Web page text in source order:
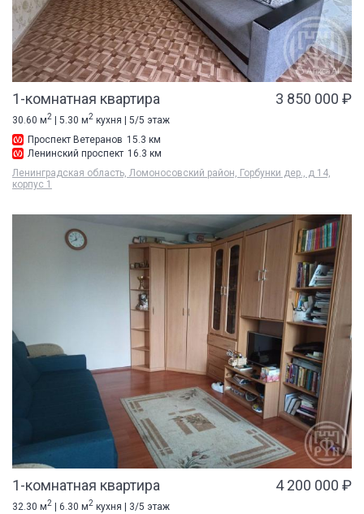
1-комнатная квартира 3 850 000 ₽
30.60 м2 | 5.30 м2 кухня | 5/5 этаж
Проспект Ветеранов 15.3 км
Ленинский проспект 16.3 км
Ленинградская область, Ломоносовский район, Горбунки дер., д 14,
корпус 1
1-комнатная квартира 4 200 000 ₽
32.30 м2 | 6.30 м2 кухня | 3/5 этаж